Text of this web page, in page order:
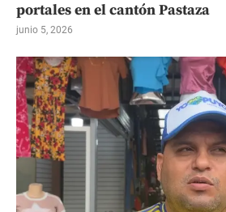
portales en el cantón Pastaza
junio 5, 2026